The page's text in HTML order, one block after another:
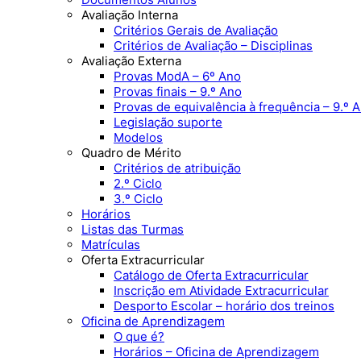
Avaliação Interna
Critérios Gerais de Avaliação
Critérios de Avaliação – Disciplinas
Avaliação Externa
Provas ModA – 6º Ano
Provas finais – 9.º Ano
Provas de equivalência à frequência – 9.º
Legislação suporte
Modelos
Quadro de Mérito
Critérios de atribuição
2.º Ciclo
3.º Ciclo
Horários
Listas das Turmas
Matrículas
Oferta Extracurricular
Catálogo de Oferta Extracurricular
Inscrição em Atividade Extracurricular
Desporto Escolar – horário dos treinos
Oficina de Aprendizagem
O que é?
Horários – Oficina de Aprendizagem